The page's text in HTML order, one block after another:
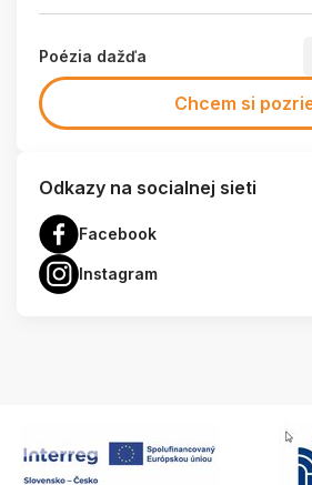
Poézia dažďa
Chcem si
Odkazy na socialnej sieti
Facebook
Instagram